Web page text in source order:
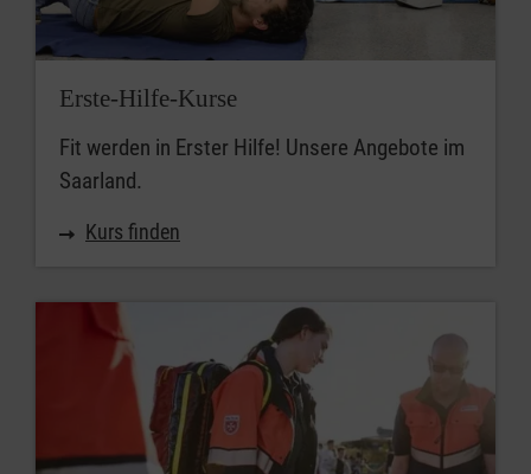
Erste-Hilfe-Kurse
Fit werden in Erster Hilfe! Unsere Angebote im
Saarland.
Kurs finden